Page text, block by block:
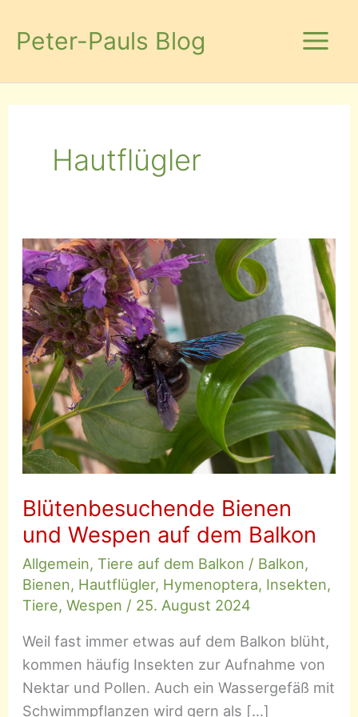
InhaltPeter-Pauls Blog
Hautflügler
Blütenbesuchende Bienen
und Wespen auf dem Balkon
Allgemein, Tiere auf dem Balkon / Balkon,
Bienen, Hautflügler, Hymenoptera, Insekten,
Tiere,Wespen / 25. August 2024
Weil fast immer etwas auf dem Balkon blüht,
kommen häufig Insekten zur Aufnahme von
Nektar und Pollen. Auch ein Wassergefäß mit
Schwimmpflanzen wird gern als […]